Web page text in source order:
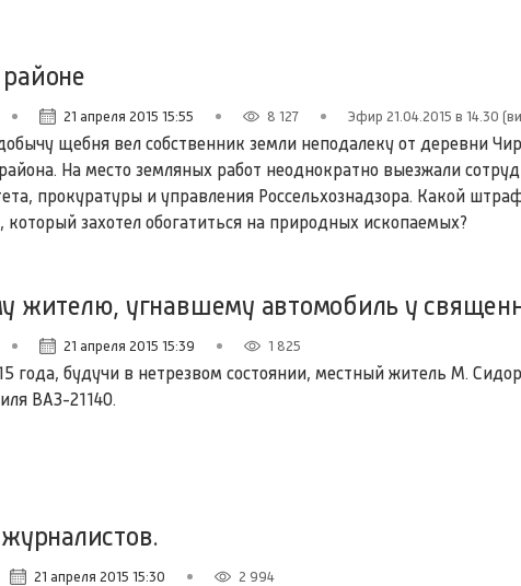
21 апреля 2015 15:55 8 127 Эфир 21.04.2015 в 14.30
щебня вел собственник земли неподалеку от деревни
На место земляных работ неоднократно выезжали
прокуратуры и управления Россельхознадзора. Какой
который захотел обогатиться на природных ископаемых?
жителю, угнавшему автомобиль у
21 апреля 2015 15:39 1 825
года, будучи в нетрезвом состоянии, местный житель М.
ВАЗ-21140.
21 апреля 2015 15:30 2 994